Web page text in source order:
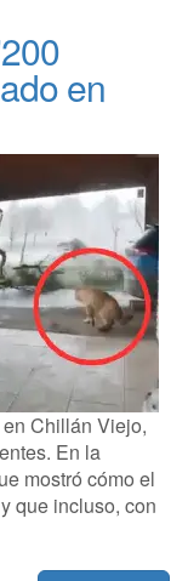
en
Chillán Viejo,
En la
mostró cómo el
que incluso, con